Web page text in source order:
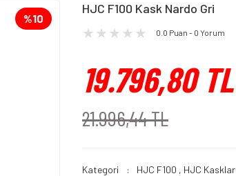
%10
HJC F100 Kask Nardo Gri
0.0 Puan - 0 Yorum
19.796,80 TL
21.996,44 TL
Kategori HJC F100 , HJC Kasklar